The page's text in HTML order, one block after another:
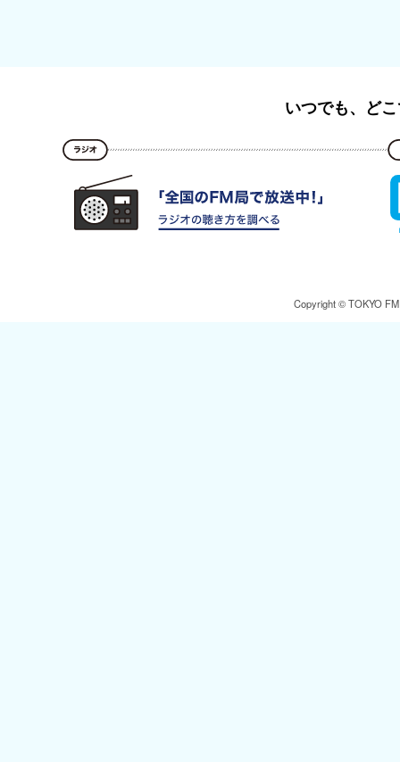
いつでも、ど
Copyright © TOKYO